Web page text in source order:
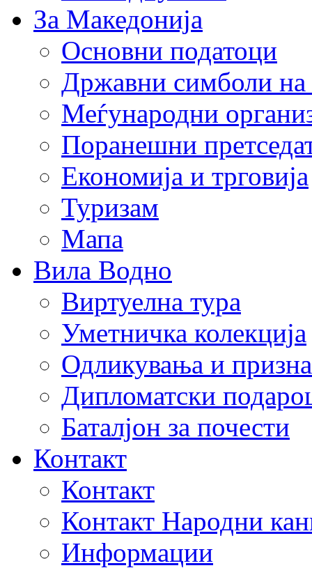
За Македонија
Основни податоци
Државни симболи
Меѓународни
Поранешни
Економија и трговија
Туризам
Мапа
Вила Водно
Виртуелна тура
Уметничка колекција
Одликувања и
Дипломатски
Баталјон за почести
Контакт
Контакт
Контакт Народни
Информации